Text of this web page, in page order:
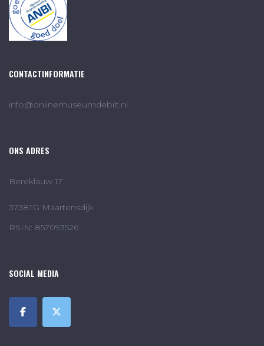
CONTACTINFORMATIE
info@onlinemuseumdebilt.nl
ONS ADRES
Bereklauw 17
3738TG Maartensdijk
RSIN: 857093526
SOCIAL MEDIA